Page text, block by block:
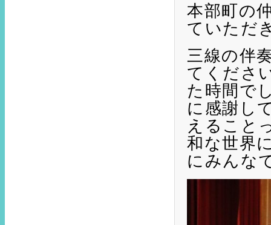
本部町の
ていただ
三線の伴
てくださ
た時間で
に感謝し
えること
和な世界
にみんな